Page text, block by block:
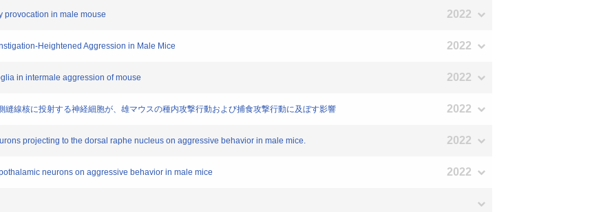
provocation in male mouse 2022
Heightened Aggression in Male Mice 2022
in intermale aggression of mouse 2022
線核に投射する神経細胞が、雄マウスの種内攻撃行動および捕食攻撃行動に及ぼす影響 2022
projecting to the dorsal raphe nucleus on aggressive behavior in male mice. 2022
neurons on aggressive behavior in male mice 2022